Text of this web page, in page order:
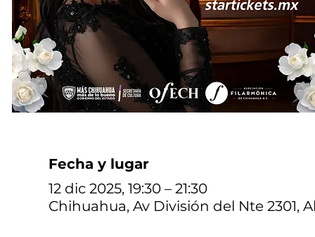
Fecha y lugar
12 dic 2025, 19:30 – 21:30
Chihuahua, Av División del Nte 2301,